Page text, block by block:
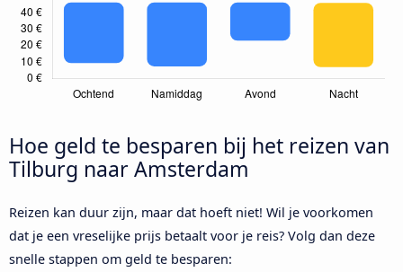
Hoe geld te besparen bij het reizen van
Tilburg naar Amsterdam
Reizen kan duur zijn, maar dat hoeft niet! Wil je voorkomen
dat je een vreselijke prijs betaalt voor je reis? Volg dan deze
snelle stappen om geld te besparen: